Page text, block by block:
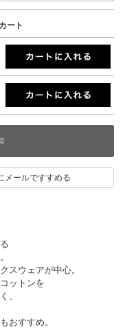
カート
メールですすめる
スウェアが中心。
ットンを
、
おすすめ。